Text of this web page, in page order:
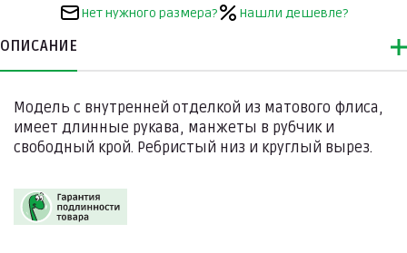
Нет нужного размера?
Нашли дешевле?
ОПИСАНИЕ
Модель с внутренней отделкой из матового флиса,
имеет длинные рукава, манжеты в рубчик и
свободный крой. Ребристый низ и круглый вырез.